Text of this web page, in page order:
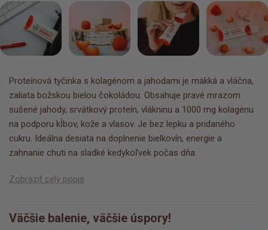
Proteínová tyčinka s kolagénom a jahodami je mäkká a vláčna,
zaliata božskou bielou čokoládou. Obsahuje pravé mrazom
sušené jahody, srvátkový proteín, vlákninu a 1000 mg kolagénu
na podporu kĺbov, kože a vlasov. Je bez lepku a pridaného
cukru. Ideálna desiata na doplnenie bielkovín, energie a
zahnanie chuti na sladké kedykoľvek počas dňa.
Zobraziť celý popis
Väčšie balenie, väčšie úspory!